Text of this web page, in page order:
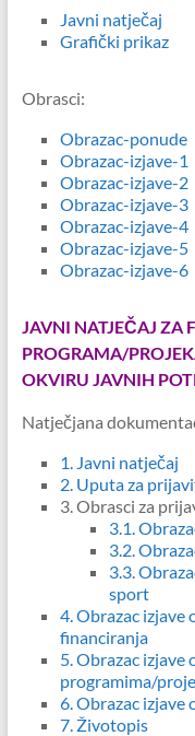
Javni natječaj
Grafički prikaz
Obrasci:
Obrazac-ponude
Obrazac-izjave-1
Obrazac-izjave-2
Obrazac-izjave-3
Obrazac-izjave-4
Obrazac-izjave-5
Obrazac-izjave-6
JAVNI NATJEČAJ ZA
PROGRAMA/
OKVIRU JAVNIH
Natječjana
1. Javni natječaj
2. Uputa za
3. Obrasci za
3.1.
3.2.
3.3.
sport
4. Obrazac
financiranja
5. Obrazac izjave
programima/
6. Obrazac izjave
7. Životopis